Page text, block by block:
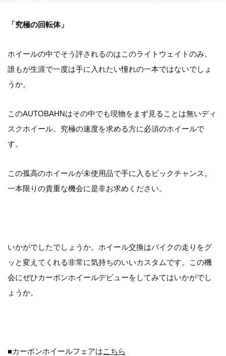
「究極の回転体」
ホイールの中でそう評されるのはこのライトウェイトのみ。
誰もが生涯で一度は手に入れたい憧れの一本ではないでしょ
うか。
このAUTOBAHNはその中でも現物をまず見ることは無いディ
スクホイール。究極の速度を求める方に必須のホイールで
す。
この孤高のホイールが未使用品で手に入るビックチャンス。
一本限りの貴重な機会に是非お求めください。
いかがでしたでしょうか。ホイール交換はバイクの走りをグ
ッと変えてくれる非常に気持ちのいいカスタムです。この機
会にぜひカーボンホイールデビューをしてみてはいかがでし
ょうか。
■カーボンホイールフェアはこちら